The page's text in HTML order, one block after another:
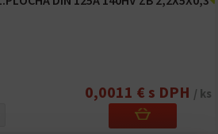
0,0011 € s DPH / ks